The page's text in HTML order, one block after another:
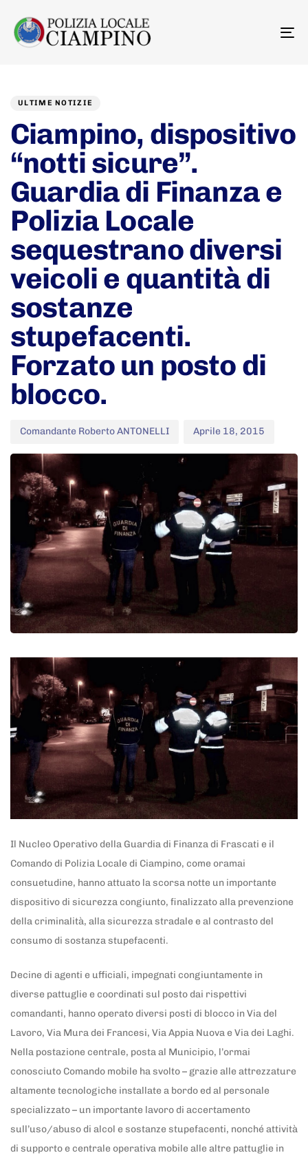
ULTIME NOTIZIE
Ciampino, dispositivo
“notti sicure”.
Guardia di Finanza e
Polizia Locale
sequestrano diversi
veicoli e quantità di
sostanze
stupefacenti.
Forzato un posto di
blocco.
Comandante Roberto ANTONELLI Aprile 18, 2015
Il Nucleo Operativo della Guardia di Finanza di Frascati e il
Comando di Polizia Locale di Ciampino, come oramai
consuetudine, hanno attuato la scorsa notte un importante
dispositivo di sicurezza congiunto, finalizzato alla prevenzione
della criminalità, alla sicurezza stradale e al contrasto del
consumo di sostanza stupefacenti.
Decine di agenti e ufficiali, impegnati congiuntamente in
diverse pattuglie e coordinati sul posto dai rispettivi
comandanti, hanno operato diversi posti di blocco in Via del
Lavoro, Via Mura dei Francesi, Via Appia Nuova e Via dei Laghi.
Nella postazione centrale, posta al Municipio, l’ormai
conosciuto Comando mobile ha svolto – grazie alle attrezzature
altamente tecnologiche installate a bordo ed al personale
specializzato – un importante lavoro di accertamento
sull’uso/abuso di alcol e sostanze stupefacenti, nonché attività
di supporto e centrale operativa mobile alle altre pattuglie in